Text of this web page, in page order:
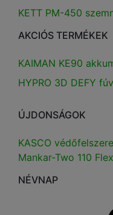
KETT PM-450
AKCIÓS TERMÉKEK
KAIMAN KE90
HYPRO 3D DEFY
ÚJDONSÁGOK
KASCO
Mankar-Two 110 Flex
NÉVNAP